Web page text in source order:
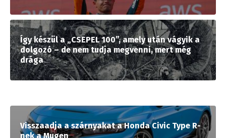
Így készül a „CSEPEL 100”, amely után vágyik a
dolgozó – de nem tudja megvenni, mert még
drága
Visszaadja a szárnyakat a Honda Civic Type R-
nek a Mugen